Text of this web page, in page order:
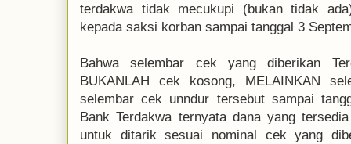
terdakwa tidak mecukupi (bukan tidak
kepada saksi korban sampai tanggal 3
Bahwa selembar cek yang diberikan
BUKANLAH cek kosong, MELAINKAN
selembar cek unndur tersebut sampai
Bank Terdakwa ternyata dana yang
untuk ditarik sesuai nominal cek yang